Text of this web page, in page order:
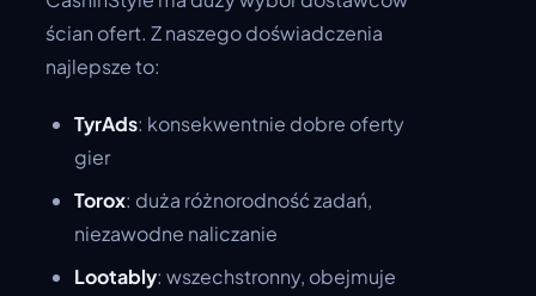
ścian ofert. Z naszego doświadczenia
najlepsze to:
TyrAds: konsekwentnie dobre oferty
gier
Torox: duża różnorodność zadań,
niezawodne naliczanie
Lootably: wszechstronny, obejmuje